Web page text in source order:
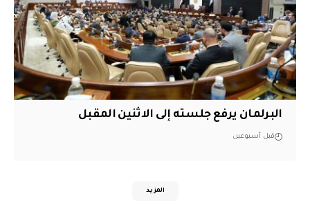
البرلمان يرفع جلسته إلى الاثنين المقبل
قبل أسبوعين
المزيد